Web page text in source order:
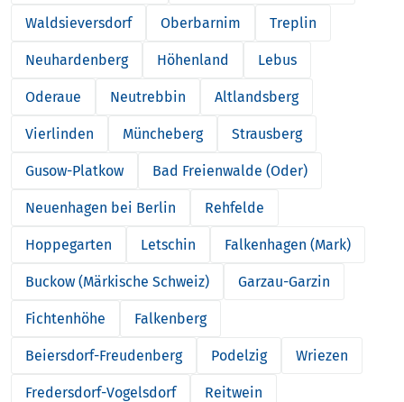
Waldsieversdorf Oberbarnim Treplin
Neuhardenberg Höhenland Lebus
Oderaue Neutrebbin Altlandsberg
Vierlinden Müncheberg Strausberg
Gusow-Platkow Bad Freienwalde (Oder)
Neuenhagen bei Berlin Rehfelde
Hoppegarten Letschin Falkenhagen (Mark)
Buckow (Märkische Schweiz) Garzau-Garzin
Fichtenhöhe Falkenberg
Beiersdorf-Freudenberg Podelzig Wriezen
Fredersdorf-Vogelsdorf Reitwein